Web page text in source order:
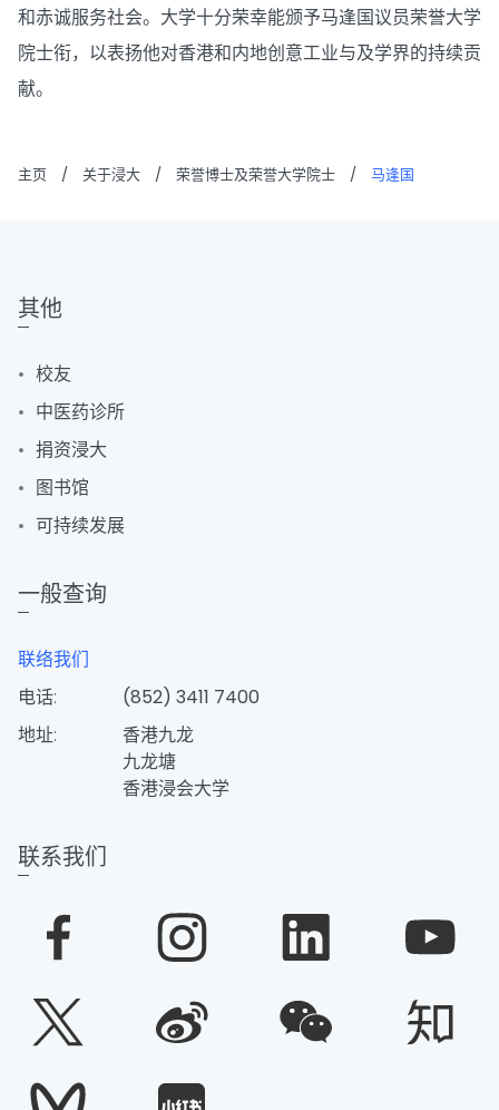
和赤诚服务社会。大学十分荣幸能颁予马逢国议员荣誉大学
院士衔，以表扬他对香港和内地创意工业与及学界的持续贡
献。
主页 / 关于浸大 / 荣誉博士及荣誉大学院士 / 马逢国
其他
校友
中医药诊所
捐资浸大
图书馆
可持续发展
一般查询
联络我们
电话:
(852) 3411 7400
地址:
香港九龙
九龙塘
香港浸会大学
联系我们